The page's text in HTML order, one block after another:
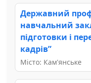
Державний
навчальний
підготовки і
кадрів”
Місто: Кам'янське